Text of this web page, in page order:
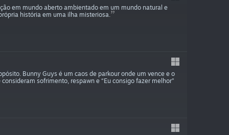
em mundo aberto ambientado em um mundo natural e
história em uma ilha misteriosa.
Bunny Guys é um caos de parkour onde um vence e o
sofrimento, respawn e “Eu consigo fazer melhor”